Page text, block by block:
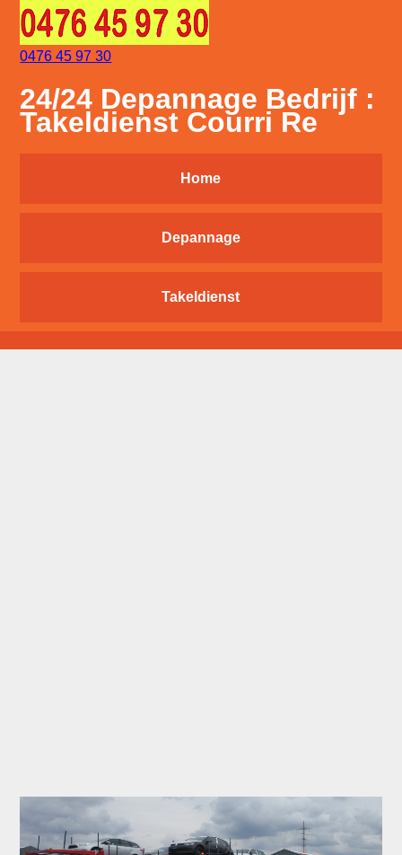
0476 45 97 30
24/24 Depannage Bedrijf :
Takeldienst Courri Re
Home
Depannage
Takeldienst